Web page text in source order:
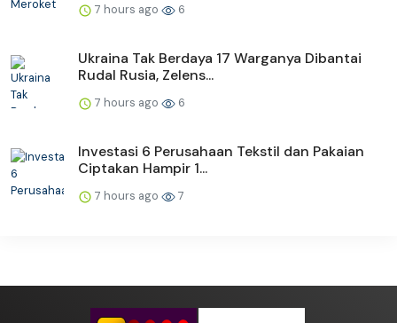
7 hours ago 6
Ukraina Tak Berdaya 17 Warganya Dibantai
Rudal Rusia, Zelens...
7 hours ago 6
Investasi 6 Perusahaan Tekstil dan Pakaian
Ciptakan Hampir 1...
7 hours ago 7